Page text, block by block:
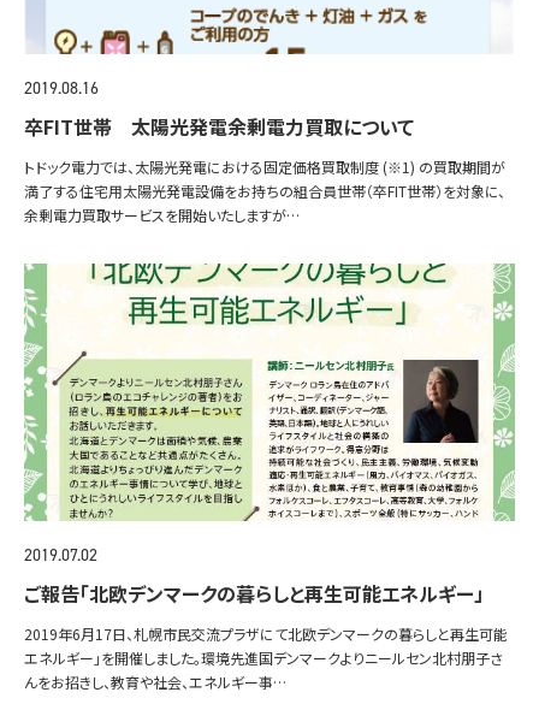
2019.08.16
卒FIT世帯 太陽光発電余剰電力買取について
トドック電力では、太陽光発電における固定価格買取制度 (※1) の買取期間が
満了する住宅用太陽光発電設備をお持ちの組合員世帯（卒FIT世帯）を対象に、
余剰電力買取サービスを開始いたしますが…
2019.07.02
ご報告「北欧デンマークの暮らしと再生可能エネルギー」
2019年6月17日、札幌市民交流プラザにて北欧デンマークの暮らしと再生可能
エネルギー」を開催しました。環境先進国デンマークよりニールセン北村朋子さ
んをお招きし、教育や社会、エネルギー事…